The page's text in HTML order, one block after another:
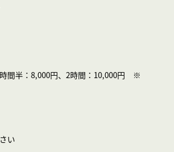
間半：8,000円、2時間：10,000円 ※
い